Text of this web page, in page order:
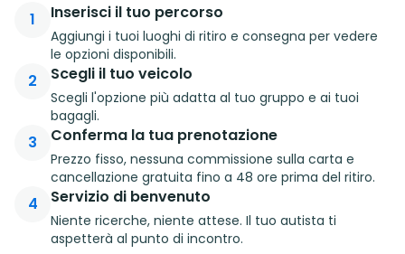
1 Inserisci il tuo percorso
Aggiungi i tuoi luoghi di ritiro e consegna per vedere
le opzioni disponibili.
2 Scegli il tuo veicolo
Scegli l'opzione più adatta al tuo gruppo e ai tuoi
bagagli.
3 Conferma la tua prenotazione
Prezzo fisso, nessuna commissione sulla carta e
cancellazione gratuita fino a 48 ore prima del ritiro.
4 Servizio di benvenuto
Niente ricerche, niente attese. Il tuo autista ti
aspetterà al punto di incontro.